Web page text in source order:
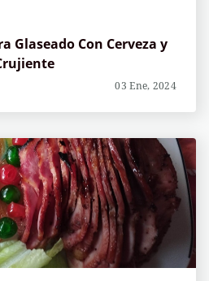
Glaseado Con Cerveza y
03 Ene, 2024